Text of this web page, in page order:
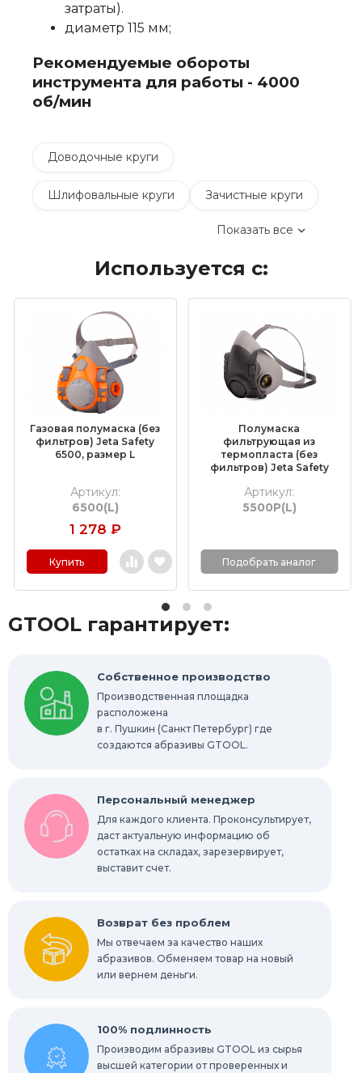
затраты).
диаметр 115 мм;
Рекомендуемые обороты
инструмента для работы - 4000
об/мин
Доводочные круги
Шлифовальные круги Зачистные круги
Круги лепестковые торцевые шлифовальные
(КЛТ)
Шлифовальные круги на липучке Velcro
Обдирочные круги
Шлифовальные валики Фибровые круги
Абразивные шлифовальные головки
Шлифовальные листы и рулоны
Круги с креплением Roloc™
Шлифовальные абразивные ленты
Отрезные круги по металлу
Шлифовальные гильзы
Шлифовальные абразивные губки, бруски
Радиальные шлифовальные круги
Конволютные круги
Абразивы для обработки труднодоступных
мест
Показать все
Используется с:
Газовая полумаска (без
фильтров) Jeta Safety
6500, размер L
Артикул:
6500(L)
1 278 ₽
Купить
Полумаска
фильтрующая из
термопласта (без
фильтров) Jeta Safety
Артикул:
5500P(L)
Подобрать аналог
GTOOL гарантирует:
Собственное производство
Производственная площадка
расположена
в г. Пушкин (Санкт Петербург) где
создаются абразивы GTOOL.
Персональный менеджер
Для каждого клиента. Проконсультирует,
даст актуальную информацию об
остатках на складах, зарезервирует,
выставит счет.
Возврат без проблем
Мы отвечаем за качество наших
абразивов. Обменяем товар на новый
или вернем деньги.
100% подлинность
Производим абразивы GTOOL из сырья
высшей категории от проверенных и